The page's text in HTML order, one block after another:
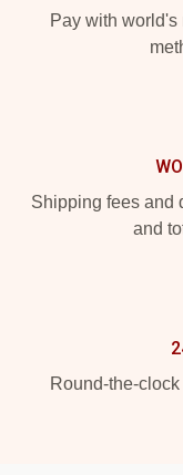
Pay with
Shipping fees and
and
Round-the-